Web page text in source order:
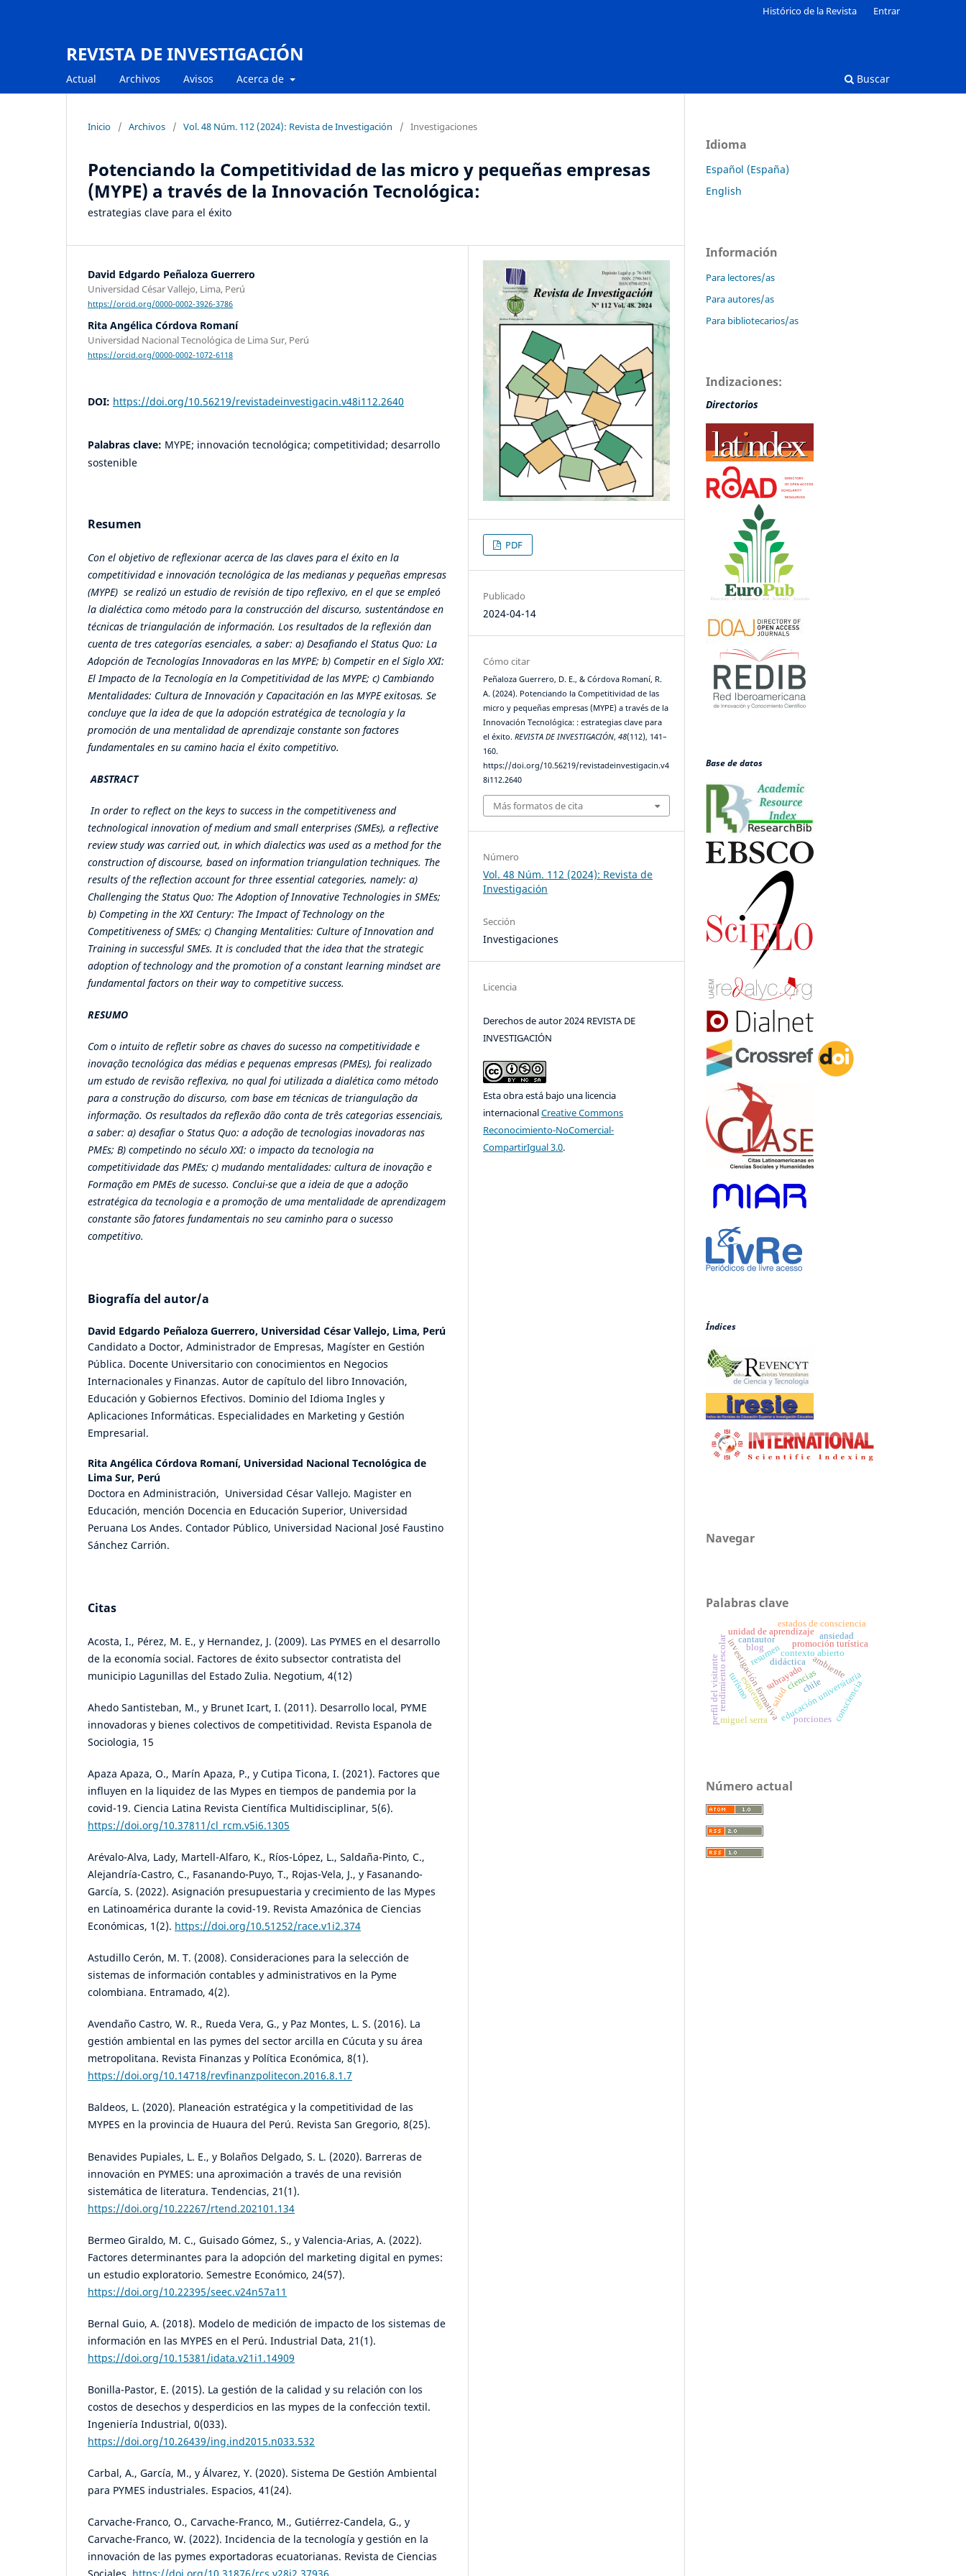
REVISTA DE INVESTIGACIÓN
Actual Archivos Avisos Acerca de Buscar
Histórico de la Revista Entrar
Inicio / Archivos / Vol. 48 Núm. 112 (2024): Revista de Investigación / Investigaciones
Potenciando la Competitividad de las micro y pequeñas empresas
(MYPE) a través de la Innovación Tecnológica:
estrategias clave para el éxito
David Edgardo Peñaloza Guerrero
Universidad César Vallejo, Lima, Perú
https://orcid.org/0000-0002-3926-3786
Rita Angélica Córdova Romaní
Universidad Nacional Tecnológica de Lima Sur, Perú
https://orcid.org/0000-0002-1072-6118
DOI: https://doi.org/10.56219/revistadeinvestigacin.v48i112.2640
Palabras clave: MYPE; innovación tecnológica; competitividad; desarrollo
sostenible
Resumen
Con el objetivo de reflexionar acerca de las claves para el éxito en la
competitividad e innovación tecnológica de las medianas y pequeñas empresas
(MYPE) se realizó un estudio de revisión de tipo reflexivo, en el que se empleó
la dialéctica como método para la construcción del discurso, sustentándose en
técnicas de triangulación de información. Los resultados de la reflexión dan
cuenta de tres categorías esenciales, a saber: a) Desafiando el Status Quo: La
Adopción de Tecnologías Innovadoras en las MYPE; b) Competir en el Siglo XXI:
El Impacto de la Tecnología en la Competitividad de las MYPE; c) Cambiando
Mentalidades: Cultura de Innovación y Capacitación en las MYPE exitosas. Se
concluye que la idea de que la adopción estratégica de tecnología y la
promoción de una mentalidad de aprendizaje constante son factores
fundamentales en su camino hacia el éxito competitivo.
ABSTRACT
In order to reflect on the keys to success in the competitiveness and
technological innovation of medium and small enterprises (SMEs), a reflective
review study was carried out, in which dialectics was used as a method for the
construction of discourse, based on information triangulation techniques. The
results of the reflection account for three essential categories, namely: a)
Challenging the Status Quo: The Adoption of Innovative Technologies in SMEs;
b) Competing in the XXI Century: The Impact of Technology on the
Competitiveness of SMEs; c) Changing Mentalities: Culture of Innovation and
Training in successful SMEs. It is concluded that the idea that the strategic
adoption of technology and the promotion of a constant learning mindset are
fundamental factors on their way to competitive success.
RESUMO
Com o intuito de refletir sobre as chaves do sucesso na competitividade e
inovação tecnológica das médias e pequenas empresas (PMEs), foi realizado
um estudo de revisão reflexiva, no qual foi utilizada a dialética como método
para a construção do discurso, com base em técnicas de triangulação da
informação. Os resultados da reflexão dão conta de três categorias essenciais,
a saber: a) desafiar o Status Quo: a adoção de tecnologias inovadoras nas
PMEs; B) competindo no século XXI: o impacto da tecnologia na
competitividade das PMEs; c) mudando mentalidades: cultura de inovação e
Formação em PMEs de sucesso. Conclui-se que a ideia de que a adoção
estratégica da tecnologia e a promoção de uma mentalidade de aprendizagem
constante são fatores fundamentais no seu caminho para o sucesso
competitivo.
Biografía del autor/a
David Edgardo Peñaloza Guerrero, Universidad César Vallejo, Lima, Perú
Candidato a Doctor, Administrador de Empresas, Magíster en Gestión
Pública. Docente Universitario con conocimientos en Negocios
Internacionales y Finanzas. Autor de capítulo del libro Innovación,
Educación y Gobiernos Efectivos. Dominio del Idioma Ingles y
Aplicaciones Informáticas. Especialidades en Marketing y Gestión
Empresarial.
Rita Angélica Córdova Romaní, Universidad Nacional Tecnológica de
Lima Sur, Perú
Doctora en Administración, Universidad César Vallejo. Magister en
Educación, mención Docencia en Educación Superior, Universidad
Peruana Los Andes. Contador Público, Universidad Nacional José Faustino
Sánchez Carrión.
Citas
Acosta, I., Pérez, M. E., y Hernandez, J. (2009). Las PYMES en el desarrollo
de la economía social. Factores de éxito subsector contratista del
municipio Lagunillas del Estado Zulia. Negotium, 4(12)
Ahedo Santisteban, M., y Brunet Icart, I. (2011). Desarrollo local, PYME
innovadoras y bienes colectivos de competitividad. Revista Espanola de
Sociologia, 15
Apaza Apaza, O., Marín Apaza, P., y Cutipa Ticona, I. (2021). Factores que
influyen en la liquidez de las Mypes en tiempos de pandemia por la
covid-19. Ciencia Latina Revista Científica Multidisciplinar, 5(6).
https://doi.org/10.37811/cl_rcm.v5i6.1305
Arévalo-Alva, Lady, Martell-Alfaro, K., Ríos-López, L., Saldaña-Pinto, C.,
Alejandría-Castro, C., Fasanando-Puyo, T., Rojas-Vela, J., y Fasanando-
García, S. (2022). Asignación presupuestaria y crecimiento de las Mypes
en Latinoamérica durante la covid-19. Revista Amazónica de Ciencias
Económicas, 1(2). https://doi.org/10.51252/race.v1i2.374
Astudillo Cerón, M. T. (2008). Consideraciones para la selección de
sistemas de información contables y administrativos en la Pyme
colombiana. Entramado, 4(2).
Avendaño Castro, W. R., Rueda Vera, G., y Paz Montes, L. S. (2016). La
gestión ambiental en las pymes del sector arcilla en Cúcuta y su área
metropolitana. Revista Finanzas y Política Económica, 8(1).
https://doi.org/10.14718/revfinanzpolitecon.2016.8.1.7
Baldeos, L. (2020). Planeación estratégica y la competitividad de las
MYPES en la provincia de Huaura del Perú. Revista San Gregorio, 8(25).
Benavides Pupiales, L. E., y Bolaños Delgado, S. L. (2020). Barreras de
innovación en PYMES: una aproximación a través de una revisión
sistemática de literatura. Tendencias, 21(1).
https://doi.org/10.22267/rtend.202101.134
Bermeo Giraldo, M. C., Guisado Gómez, S., y Valencia-Arias, A. (2022).
Factores determinantes para la adopción del marketing digital en pymes:
un estudio exploratorio. Semestre Económico, 24(57).
https://doi.org/10.22395/seec.v24n57a11
Bernal Guio, A. (2018). Modelo de medición de impacto de los sistemas de
información en las MYPES en el Perú. Industrial Data, 21(1).
https://doi.org/10.15381/idata.v21i1.14909
Bonilla-Pastor, E. (2015). La gestión de la calidad y su relación con los
costos de desechos y desperdicios en las mypes de la confección textil.
Ingeniería Industrial, 0(033).
https://doi.org/10.26439/ing.ind2015.n033.532
Carbal, A., García, M., y Álvarez, Y. (2020). Sistema De Gestión Ambiental
para PYMES industriales. Espacios, 41(24).
Carvache-Franco, O., Carvache-Franco, M., Gutiérrez-Candela, G., y
Carvache-Franco, W. (2022). Incidencia de la tecnología y gestión en la
innovación de las pymes exportadoras ecuatorianas. Revista de Ciencias
Sociales. https://doi.org/10.31876/rcs.v28i2.37936
PDF
Publicado
2024-04-14
Cómo citar
Peñaloza Guerrero, D. E., & Córdova Romaní, R.
A. (2024). Potenciando la Competitividad de las
micro y pequeñas empresas (MYPE) a través de la
Innovación Tecnológica: : estrategias clave para
el éxito.REVISTA DE INVESTIGACIÓN,48(112), 141–
160.
https://doi.org/10.56219/revistadeinvestigacin.v4
8i112.2640
Más formatos de cita
Número
Vol. 48 Núm. 112 (2024): Revista de
Investigación
Sección
Investigaciones
Licencia
Derechos de autor 2024 REVISTA DE
INVESTIGACIÓN
Esta obra está bajo una licencia
internacionalCreative Commons
Reconocimiento-NoComercial-
CompartirIgual 3.0.
Idioma
Español (España)
English
Información
Para lectores/as
Para autores/as
Para bibliotecarios/as
Indizaciones:
Directorios
Base de datos
Índices
Navegar
Palabras clave
subrayado
salud
ambiente
educación universitaria
contexto abierto
investigación formativa chile
rendimiento escolar resumen
esquemas ciencias
perfil del visitante
promoción turística
turismo
unidad de aprendizaje
didáctica
blog
porciones
estados de consciencia
consciencia
miguel serra
cantautor ansiedad
Número actual